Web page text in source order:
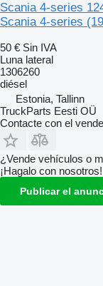
Scania 4-series
Scania 4-series
50 € Sin IVA
Luna lateral
1306260
diésel
Estonia, Tallinn
TruckParts Eesti OÜ
Contacte con el
¿Vende vehículos o
¡Hagalo con nosotros!
Publicar el